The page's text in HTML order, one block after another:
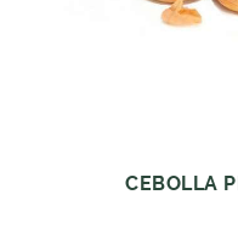
CEBOLLA